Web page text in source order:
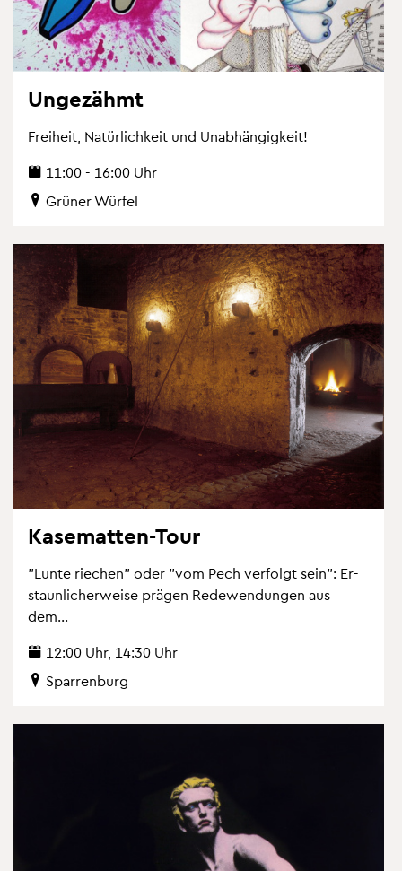
Un­ge­zähmt
Frei­heit, Na­tür­lich­keit und Un­ab­hän­gig­keit!
11:00 - 16:00 Uhr
Grü­ner Wür­fel
Ka­se­mat­ten-Tour
"Lunte rie­chen" oder "vom Pech ver­folgt sein": Er­
staun­li­cher­wei­se prä­gen Re­de­wen­dun­gen aus
dem...
12:00 Uhr, 14:30 Uhr
Spar­ren­burg